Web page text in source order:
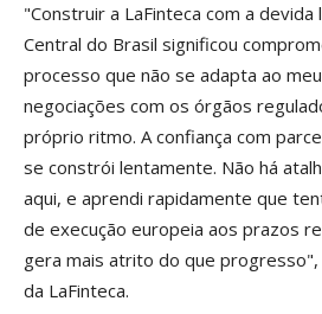
"Construir a LaFinteca com a devida
Central do Brasil significou
processo que não se adapta ao
negociações com os órgãos
próprio ritmo. A confiança com
se constrói lentamente. Não há
aqui, e aprendi rapidamente que
de execução europeia aos prazos
gera mais atrito do que progresso",
da LaFinteca.